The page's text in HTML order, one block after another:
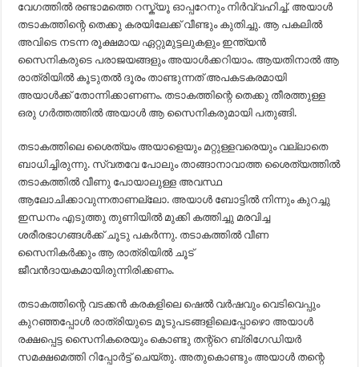
വേഗത്തിൽ രണ്ടാമത്തെ റസ്ക്യൂ ഓപ്പറേനും നിർവ്വഹിച്ച്. അയാൾ
തടാകത്തിന്റെ തെക്കു കരയിലേക്ക് വീണ്ടും കുതിച്ചു. ആ പകലിൽ
അവിടെ നടന്ന രൂക്ഷമായ ഏറ്റുമുട്ടലുകളും ഇന്ത്യൻ
സൈനികരുടെ പരാജയങ്ങളും അയാൾക്കറിയാം. ആയതിനാൽ ആ
രാത്രിയിൽ കൂടുതൽ ദൂരം താണ്ടുന്നത് അപകടകരമായി
അയാൾക്ക് തോന്നിക്കാണണം. തടാകത്തിന്റെ തെക്കു തീരത്തുള്ള
ഒരു ഗർത്തത്തിൽ അയാൾ ആ സൈനികരുമായി പതുങ്ങി.
തടാകത്തിലെ ശൈത്യം അയാളെയും മറ്റുള്ളവരെയും വല്ലാതെ
ബാധിച്ചിരുന്നു. സ്വതവേ പോലും താങ്ങാനാവാത്ത ശൈത്യത്തിൽ
തടാകത്തിൽ വീണു പോയാലുള്ള അവസ്ഥ
ആലോചിക്കാവുന്നതാണല്ലോ. അയാൾ ബോട്ടിൽ നിന്നും കുറച്ചു
ഇന്ധനം എടുത്തു തുണിയിൽ മുക്കി കത്തിച്ചു മരവിച്ച
ശരീരഭാഗങ്ങൾക്ക് ചൂടു പകർന്നു. തടാകത്തിൽ വീണ
സൈനികർക്കും ആ രാത്രിയിൽ ചൂട്
ജീവൻദായകമായിരുന്നിരിക്കണം.
തടാകത്തിന്റെ വടക്കൻ കരകളിലെ ഷെൽ വർഷവും വെടിവെപ്പും
കുറഞ്ഞപ്പോൾ രാത്രിയുടെ മൂടുപടങ്ങളിലെപ്പോഴൊ അയാൾ
രക്ഷപ്പെട്ട സൈനികരെയും കൊണ്ടു തന്റ്റെ ബ്രിഗേഡിയർ
സമക്ഷമെത്തി റിപ്പോർട്ട് ചെയ്തു. അതുകൊണ്ടും അയാൾ തന്റെ